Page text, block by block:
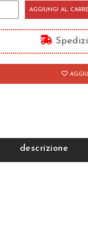
AGGIUNGI AL
descrizione